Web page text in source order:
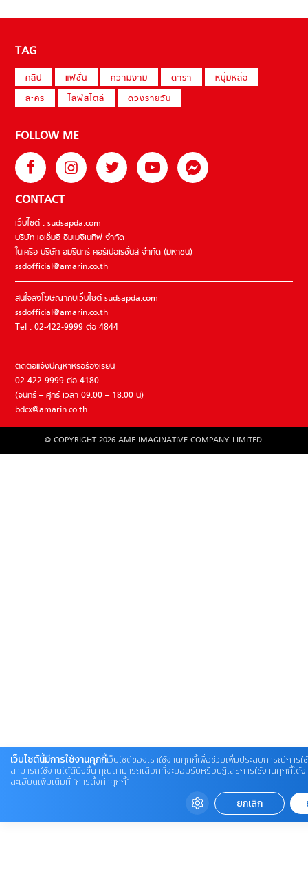
TAG
คลิป แฟชั่น ความงาม ดารา
หนุ่มหล่อ
ละคร
ไลฟ์สไตล์ ดวงรายวัน
FOLLOW ME
CONTACT
เว็บไซต์ : sudsapda.com
บริษัท เอเอ็มอี อิมเมจิเนทีฟ จำกัด
ในเครือ บริษัท อมรินทร์ คอร์เปอเรชั่นส์ จำกัด (มหาชน)
ssdofficial@amarin.co.th
สนใจลงโฆษณากับเว็บไซต์ sudsapda.com
ssdofficial@amarin.co.th
Tel : 02-422-9999 ต่อ 4844
ติดต่อแจ้งปัญหาหรือร้องเรียน
02-422-9999 ต่อ 4180
(จันทร์ – ศุกร์ เวลา 09.00 – 18.00 น)
bdcx@amarin.co.th
© COPYRIGHT 2026 AME IMAGINATIVE COMPANY LIMITED.
เว็บไซต์นี้มีการใช้งานคุกกี้เว็บไซต์ของเราใช้งานคุกกี้เพื่อช่วยเพิ่มประสบการณ์การใ
สามารถใช้งานได้ดียิ่งขึ้น คุณสามารถเลือกที่จะยอมรับหรือปฏิเสธการใช้งานคุกกี้ได้ง่
ละเอียดเพิ่มเติมที่ “การตั้งค่าคุกกี้”
ยกเลิก